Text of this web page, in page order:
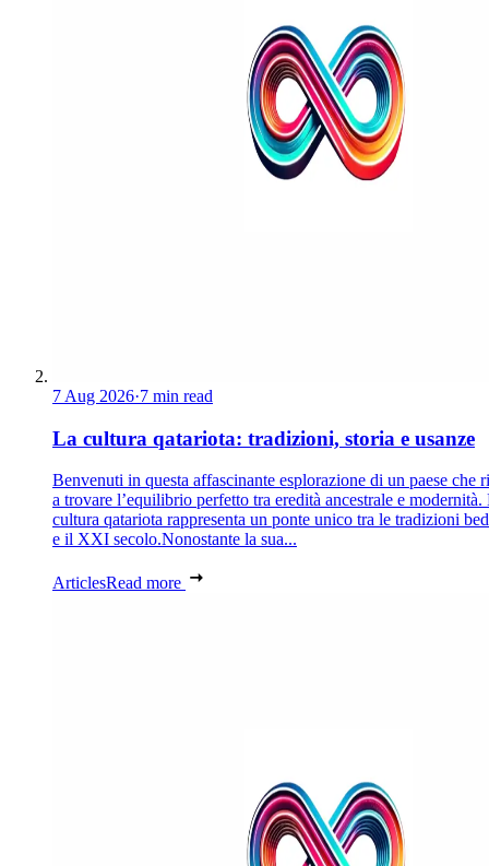
7 Aug 2026·7 min read
La cultura qatariota: tradizioni, storia e usanze
Benvenuti in questa affascinante esplorazione di un paese che
a trovare l’equilibrio perfetto tra eredità ancestrale e modernità.
cultura qatariota rappresenta un ponte unico tra le tradizioni
e il XXI secolo.Nonostante la sua...
ArticlesRead more